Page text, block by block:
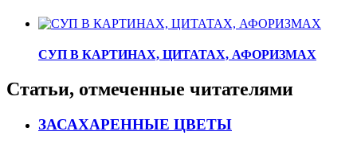
СУП В КАРТИНАХ, ЦИТАТАХ, АФОРИЗМАХ
Статьи, отмеченные читателями
ЗАСАХАРЕННЫЕ ЦВЕТЫ